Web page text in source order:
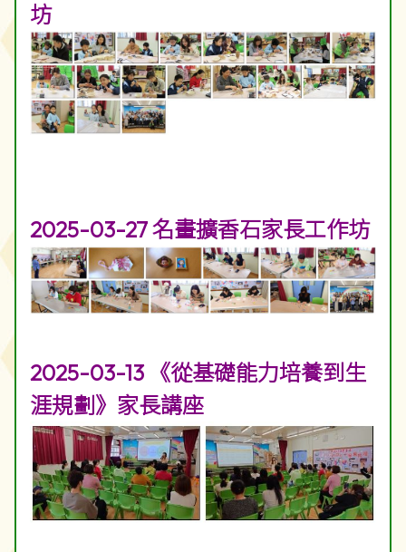
坊
2025-03-27 名畫擴香石家長工作坊
2025-03-13 《從基礎能力培養到生
涯規劃》家長講座